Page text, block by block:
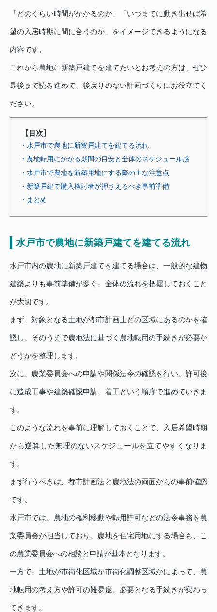
「どのくらい時間がかかるのか」「いつまでに動き出せば希
望の入居時期に間に合うのか」をイメージできるようになる
内容です。
これから農地に新築戸建てを建てたいとお考えの方は、ぜひ
最後まで読み進めて、後戻りのない計画づくりにお役立てく
ださい。
【目次】
・水戸市で農地に新築戸建てを建てる流れ
・農地転用にかかる期間の目安と全体のスケジュール感
・水戸市で農地を新築用地にする際の主な注意点
・新築戸建て購入検討者が押さえるべき事前準備
・まとめ
水戸市で農地に新築戸建てを建てる流れ
水戸市内の農地に新築戸建てを建てる場合は、一般的な建物
建築よりも事前準備が多く、全体の流れを把握しておくこと
が大切です。
まず、対象となる土地が都市計画上どの区域にあるのかを確
認し、そのうえで農地法に基づく農地転用の手続きが必要か
どうかを整理します。
次に、農業委員会への申請や関係法令の確認を行い、許可後
に造成工事や建築確認申請、着工という順序で進めていきま
す。
このような流れを事前に理解しておくことで、入居希望時期
から逆算した無理のないスケジュールを立てやすくなりま
す。
まず行うべきは、都市計画法と農地法の両面からの事前確認
です。
水戸市では、農地の権利移動や転用許可などの法令事務を農
業委員会が担当しており、農地を住宅用地にする場合も、こ
の農業委員会への相談と申請が基本となります。
一方で、土地が市街化区域か市街化調整区域かによって、農
地転用の考え方や許可の難易度、必要となる手続きが変わっ
てきます。